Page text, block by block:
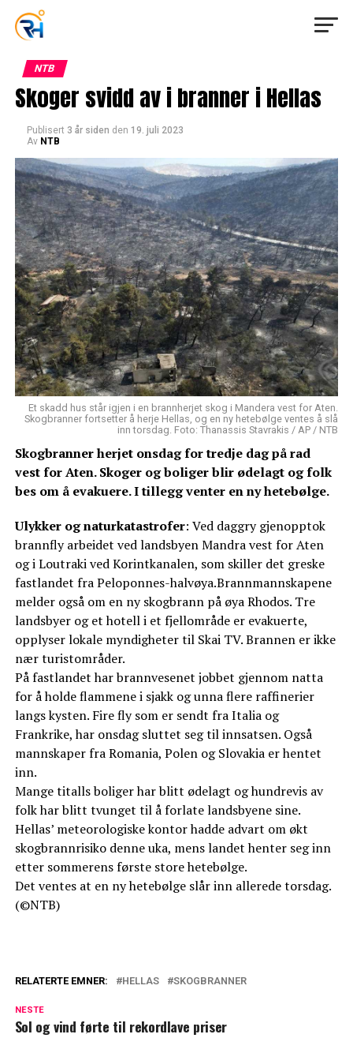
NTB
Skoger svidd av i branner i Hellas
Publisert 3 år siden den 19. juli 2023
Av NTB
Et skadd hus står igjen i en brannherjet skog i Mandera vest for Aten.
Skogbranner fortsetter å herje Hellas, og en ny hetebølge ventes å slå
inn torsdag. Foto: Thanassis Stavrakis / AP / NTB
Skogbranner herjet onsdag for tredje dag på rad
vest for Aten. Skoger og boliger blir ødelagt og folk
bes om å evakuere. I tillegg venter en ny hetebølge.
Ulykker og naturkatastrofer: Ved daggry gjenopptok
brannfly arbeidet ved landsbyen Mandra vest for Aten
og i Loutraki ved Korintkanalen, som skiller det greske
fastlandet fra Peloponnes-halvøya.Brannmannskapene
melder også om en ny skogbrann på øya Rhodos. Tre
landsbyer og et hotell i et fjellområde er evakuerte,
opplyser lokale myndigheter til Skai TV. Brannen er ikke
nær turistområder.
På fastlandet har brannvesenet jobbet gjennom natta
for å holde flammene i sjakk og unna flere raffinerier
langs kysten. Fire fly som er sendt fra Italia og
Frankrike, har onsdag sluttet seg til innsatsen. Også
mannskaper fra Romania, Polen og Slovakia er hentet
inn.
Mange titalls boliger har blitt ødelagt og hundrevis av
folk har blitt tvunget til å forlate landsbyene sine.
Hellas’ meteorologiske kontor hadde advart om økt
skogbrannrisiko denne uka, mens landet henter seg inn
etter sommerens første store hetebølge.
Det ventes at en ny hetebølge slår inn allerede torsdag.
(©NTB)
RELATERTE EMNER: HELLAS SKOGBRANNER
NESTE
Sol og vind førte til rekordlave priser